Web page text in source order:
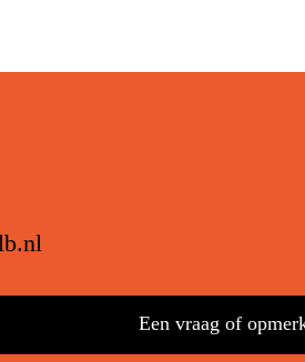
Een vraag of